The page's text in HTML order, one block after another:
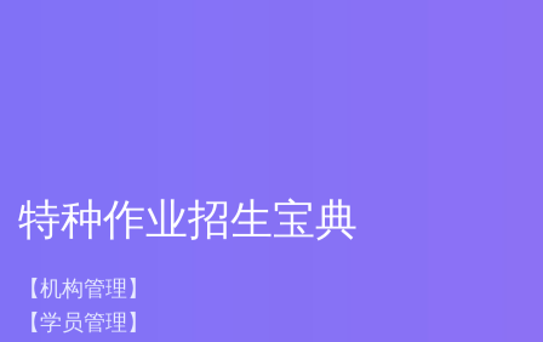
特种作业招生宝典
【机构管理】
【学员管理】